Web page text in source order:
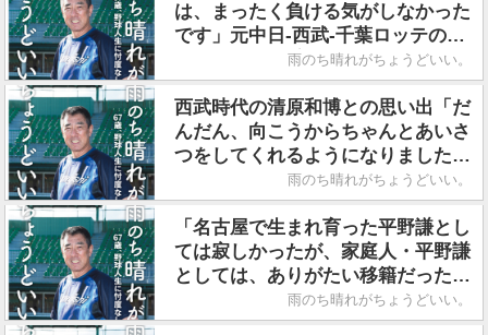
は、まったく負ける気がしなかった
です」元中日-西武-千葉ロッテの名
外野手・平野謙さん／著書『雨のち
晴れがちょうどいい。』
雨のち晴れがちょうどいい。
西武時代の清原和博との思い出「だ
んだん、向こうからちゃんとあいさ
つをしてくれるようになりました」
元中日-西武-千葉ロッテの名外野
手・平野謙さん／著書『雨のち晴れ
がちょうどいい。』
雨のち晴れがちょうどいい。
「名古屋で生まれ育った平野謙とし
ては寂しかったが、家庭人・平野謙
としては、ありがたい移籍だった」
元中日-西武-千葉ロッテの名外野
手・平野謙さん／著書『雨のち晴れ
雨のち晴れがちょうどいい。